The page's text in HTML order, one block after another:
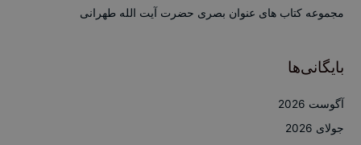
مجموعه کتاب های عنوان بصری حضرت آیت الله طهرانی
بایگانی‌ها
آگوست 2026
جولای 2026